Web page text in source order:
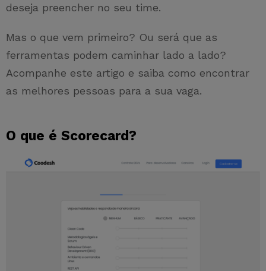
deseja preencher no seu time.
Mas o que vem primeiro? Ou será que as
ferramentas podem caminhar lado a lado?
Acompanhe este artigo e saiba como encontrar
as melhores pessoas para a sua vaga.
O que é Scorecard?